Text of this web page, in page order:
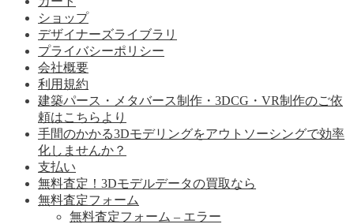
ショップ
デザイナーズライブラリ
プライバシーポリシー
会社概要
利用規約
建築パース・メタバース制作・3DCG・VR制作のご依
頼はこちらより
手間のかかる3Dモデリングをアウトソーシングで効率
化しませんか？
支払い
無料査定！3Dモデルデータの買取なら
無料査定フォーム
無料査定フォーム – エラー